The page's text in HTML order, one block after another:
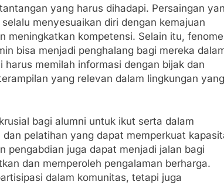
yang harus dihadapi. Persaingan
menyesuaikan diri dengan kemajuan
meningkatkan kompetensi. Selain itu,
bisa menjadi penghalang bagi mereka
memilah informasi dengan bijak dan
yang relevan dalam lingkungan yang
bagi alumni untuk ikut serta dalam
pelatihan yang dapat memperkuat
pengabdian juga dapat menjadi jalan bagi
dan memperoleh pengalaman berharga.
dalam komunitas, tetapi juga